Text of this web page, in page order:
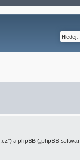
a phpBB („phpBB